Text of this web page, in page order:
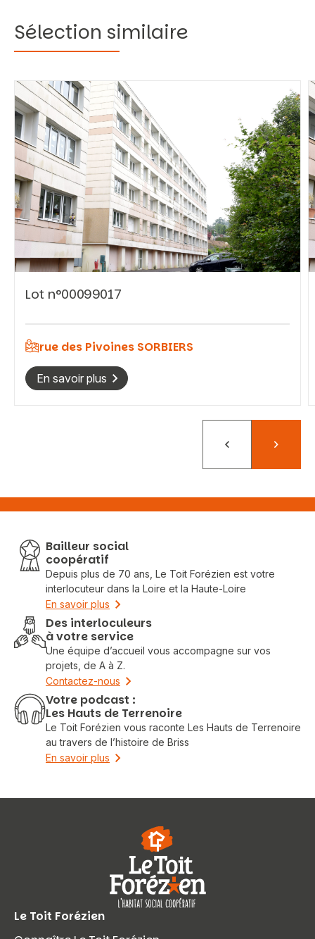
Vous recherchez&nbsp;:
Rechercher
Sélection similaire
Lot n°00099017
rue des Pivoines SORBIERS
En savoir plus
PrécédentSuivant
Bailleur social
coopératif
Depuis plus de 70 ans, Le Toit Forézien est votre
interlocuteur dans la Loire et la Haute-Loire
En savoir plus
Des interloculeurs
à votre service
Une équipe d’accueil vous accompagne sur vos
projets, de A à Z.
Contactez-nous
Votre podcast :
Les Hauts de Terrenoire
Le Toit Forézien vous raconte Les Hauts de Terrenoire
au travers de l’histoire de Briss
En savoir plus
Le Toit Forézien